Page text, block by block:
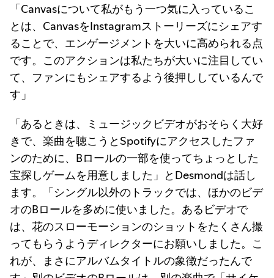
「Canvasについて私がもう一つ気に入っているこ
とは、CanvasをInstagramストーリーズにシェアす
ることで、エンゲージメントを大いに高められる点
です。このアクションは私たちが大いに注目してい
て、ファンにもシェアするよう後押ししているんで
す」
「あるときは、ミュージックビデオがおそらく大好
きで、楽曲を聴こうとSpotifyにアクセスしたファ
ンのために、Bロールの一部を使ってちょっとした
宝探しゲームを用意しました」とDesmondは話し
ます。「シングル以外のトラックでは、ほかのビデ
オのBロールを多めに使いました。あるビデオで
は、花のスローモーションのショットをたくさん撮
ってもらうようディレクターにお願いしました。こ
れが、まさにアルバムタイトルの象徴だったんで